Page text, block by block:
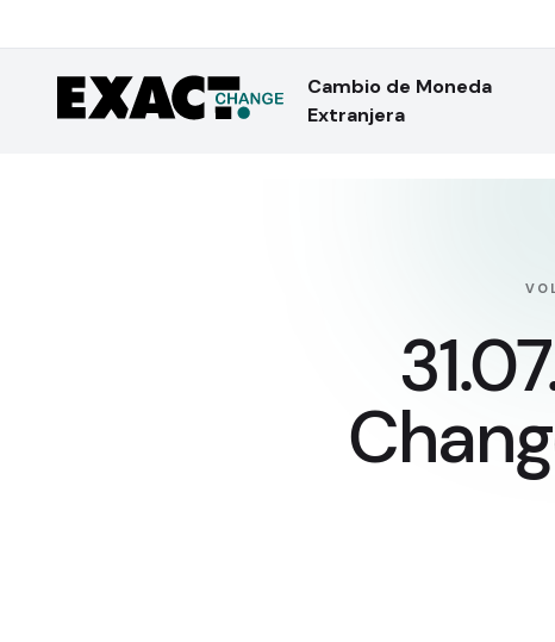
Cambio de Moneda
Extranjera